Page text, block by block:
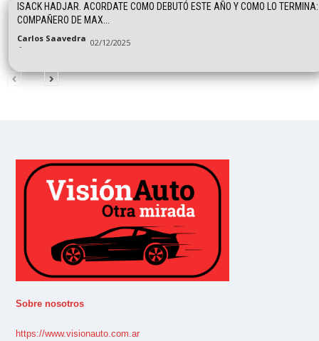
ISACK HADJAR. ACORDATE COMO DEBUTÓ ESTE AÑO Y COMO LO TERMINA:
COMPAÑERO DE MAX...
Carlos Saavedra
- 02/12/2025
Sobre nosotros
https://www.visionauto.com.ar